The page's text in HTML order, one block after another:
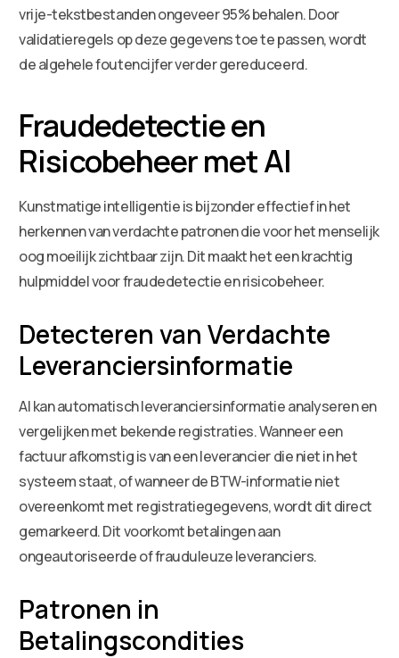
vrije-tekstbestanden ongeveer 95% behalen. Door
validatieregels op deze gegevens toe te passen, wordt
de algehele foutencijfer verder gereduceerd.
Fraudedetectie en
Risicobeheer met AI
Kunstmatige intelligentie is bijzonder effectief in het
herkennen van verdachte patronen die voor het menselijk
oog moeilijk zichtbaar zijn. Dit maakt het een krachtig
hulpmiddel voor fraudedetectie en risicobeheer.
Detecteren van Verdachte
Leveranciersinformatie
AI kan automatisch leveranciersinformatie analyseren en
vergelijken met bekende registraties. Wanneer een
factuur afkomstig is van een leverancier die niet in het
systeem staat, of wanneer de BTW-informatie niet
overeenkomt met registratiegegevens, wordt dit direct
gemarkeerd. Dit voorkomt betalingen aan
ongeautoriseerde of frauduleuze leveranciers.
Patronen in
Betalingscondities